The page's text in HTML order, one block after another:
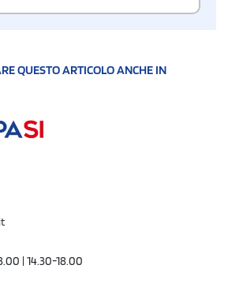
QUESTO ARTICOLO ANCHE IN
| 14.30-18.00